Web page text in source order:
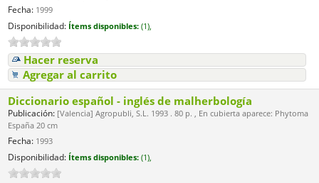
Fecha: 1999
Disponibilidad: Ítems disponibles: (1),
Hacer reserva
Agregar al carrito
Diccionario español - inglés de malherbología
Publicación: [Valencia] Agropubli, S.L. 1993 . 80 p. , En cubierta aparece: Phytoma
España 20 cm
Fecha: 1993
Disponibilidad: Ítems disponibles: (1),